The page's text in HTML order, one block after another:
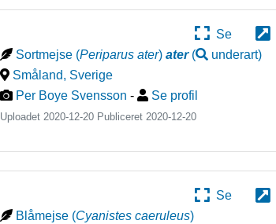
Se
Sortmejse (Periparus ater)ater( underart)
Småland, Sverige
Per Boye Svensson - Se profil
Uploadet 2020-12-20 Publiceret 2020-12-20
Se
Blåmejse (Cyanistes caeruleus)